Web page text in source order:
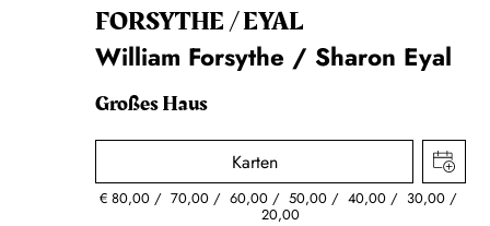
FORSYTHE / EYAL
William Forsythe / Sharon Eyal
Großes Haus
Karten
€80,00 70,00 60,00 50,00 40,00 30,00
20,00